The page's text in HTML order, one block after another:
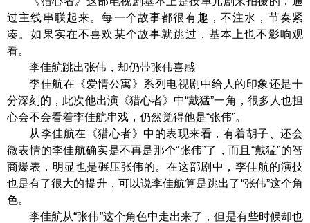
过主线串联起来。每一个故事都很有趣，不注水，节奏紧
凑。如果实在不喜欢某个故事就跳过，基本上也不影响观
看。
李佳航跳出张伟，却仍带张伟喜感
李佳航在《爱情公寓》系列电视剧中给人的印象还是十
分深刻的，此次他出演《猎心者》中“戴猛”一角，很多人也担
心会不会看着李佳航串戏，仍然觉得他是“张伟”。
从李佳航在《猎心者》中的表现来看，有着胡子、还会
微表情的李佳航确实是不再是那个“张伟”了，而且“戴猛”的智
商爆表，明显也是碾压张伟的。在这部剧中，李佳航的演技
也是有了很大的提升，可以说李佳航算是跳出了“张伟”这个角
色。
李佳航从“张伟”这个角色中走出来了，但是有些时候却也